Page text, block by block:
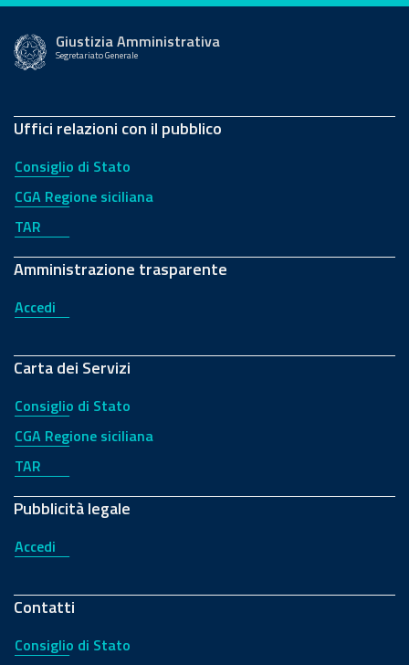
Giustizia Amministrativa
Segretariato Generale
Uffici relazioni con il pubblico
Consiglio di Stato
CGA Regione siciliana
TAR
Amministrazione trasparente
Accedi
Carta dei Servizi
Consiglio di Stato
CGA Regione siciliana
TAR
Pubblicità legale
Accedi
Contatti
Consiglio di Stato